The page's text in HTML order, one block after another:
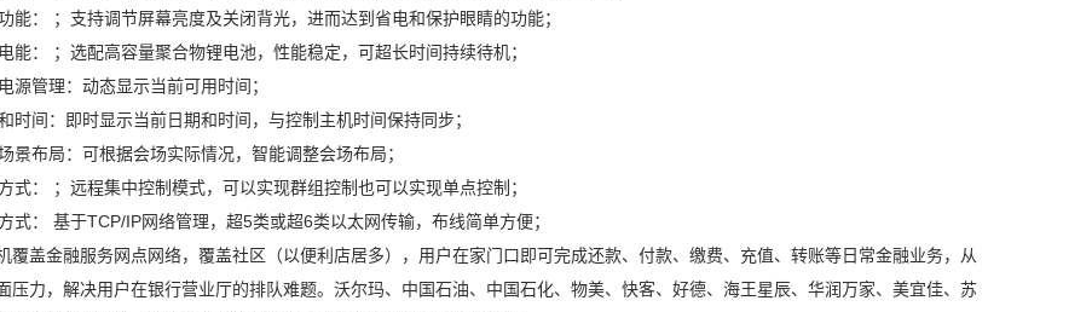
能： ；支持调节屏幕亮度及关闭背光，进而达到省电和保护眼睛的功能；
能： ；选配高容量聚合物锂电池，性能稳定，可超长时间持续待机；
源管理：动态显示当前可用时间；
时间：即时显示当前日期和时间，与控制主机时间保持同步；
景布局：可根据会场实际情况，智能调整会场布局；
式： ；远程集中控制模式，可以实现群组控制也可以实现单点控制；
式： 基于TCP/IP网络管理，超5类或超6类以太网传输，布线简单方便；
覆盖金融服务网点网络，覆盖社区（以便利店居多），用户在家门口即可完成还款、付款、缴费、充值、转账等日常金融业务，从
压力，解决用户在银行营业厅的排队难题。沃尔玛、中国石油、中国石化、物美、快客、好德、海王星辰、华润万家、美宜佳、苏